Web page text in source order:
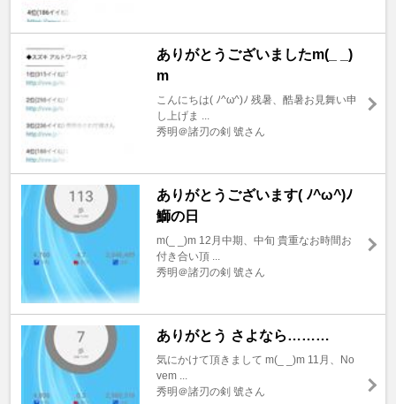
ありがとうございましたm(_ _)
m
こんにちは( ﾉ^ω^)ﾉ 残暑、酷暑お見舞い申
し上げま ...
秀明＠諸刃の剣 號さん
ありがとうございます( ﾉ^ω^)ﾉ
鰤の日
m(_ _)m 12月中期、中旬 貴重なお時間お
付き合い頂 ...
秀明＠諸刃の剣 號さん
ありがとう さよなら………
気にかけて頂きまして m(_ _)m 11月、No
vem ...
秀明＠諸刃の剣 號さん